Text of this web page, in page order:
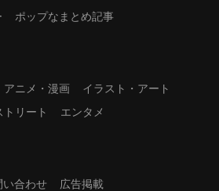
ポップなまとめ記事
アニメ・漫画
イラスト・アート
トリート エンタメ
い合わせ
広告掲載